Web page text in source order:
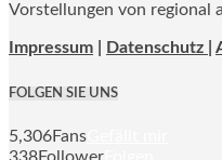
Vorstellungen von regional
Impressum Datenschutz |
FOLGEN SIE UNS
5,306Fans